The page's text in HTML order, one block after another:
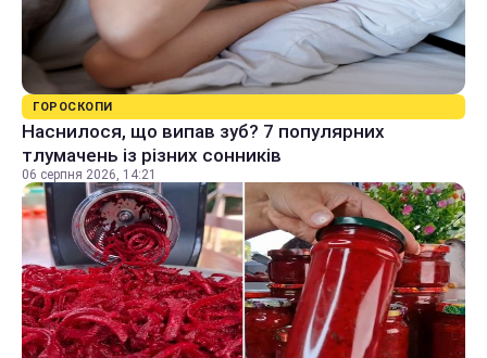
ГОРОСКОПИ
Наснилося, що випав зуб? 7 популярних
тлумачень із різних сонників
06 серпня 2026, 14:21